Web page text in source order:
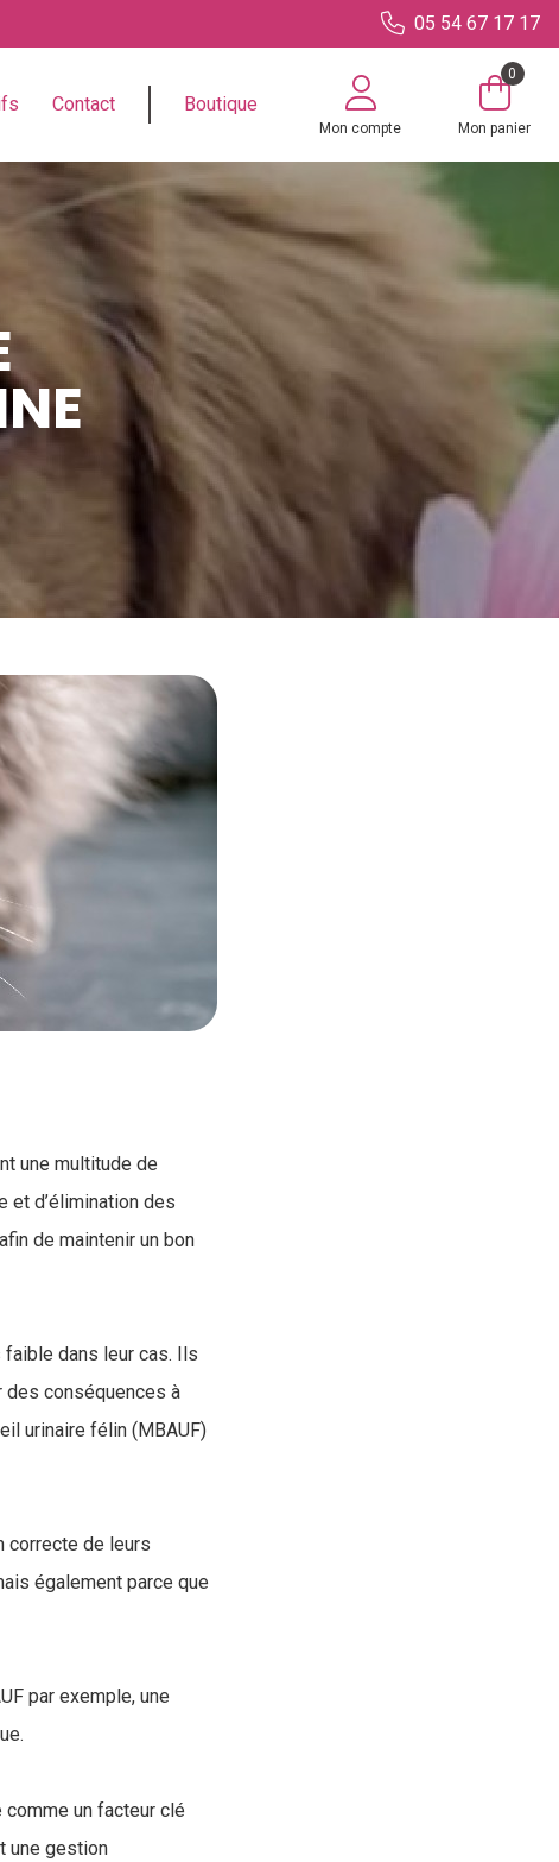
05 54 67 17 17
Contact Boutique
Mon compte
0
Mon panier
une multitude de
d’élimination des
de maintenir un bon
dans leur cas. Ils
des conséquences à
urinaire félin (MBAUF)
correcte de leurs
également parce que
par exemple, une
comme un facteur clé
une gestion